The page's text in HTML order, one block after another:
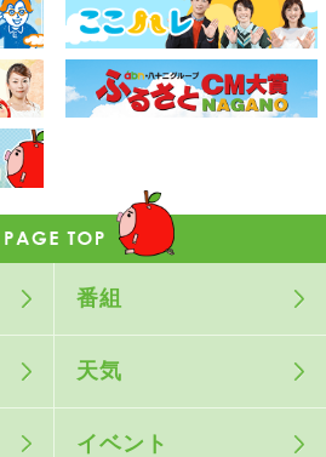
番組
天気
イベント